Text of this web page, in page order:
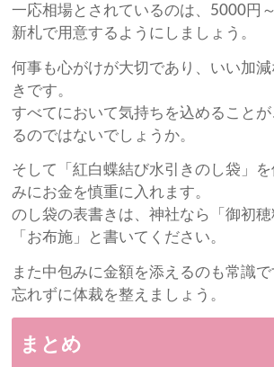
一応相場とされているのは、5000円
新札で用意するようにしましょう。
何事も心がけが大切であり、いい加
きです。
すべてにおいて気持ちを込めること
るのではないでしょうか。
そして「紅白蝶結び水引きのし袋」
みにお金を慎重に入れます。
のし袋の表書きは、神社なら「御初
「お布施」と書いてください。
また中包みに金額を添えるのも常識で
忘れずに体裁を整えましょう。
まとめ